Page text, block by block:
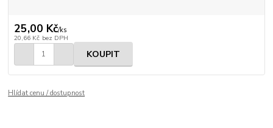
25,00 Kč/ks
20,66 Kč bez DPH
KOUPIT
Hlídat cenu / dostupnost